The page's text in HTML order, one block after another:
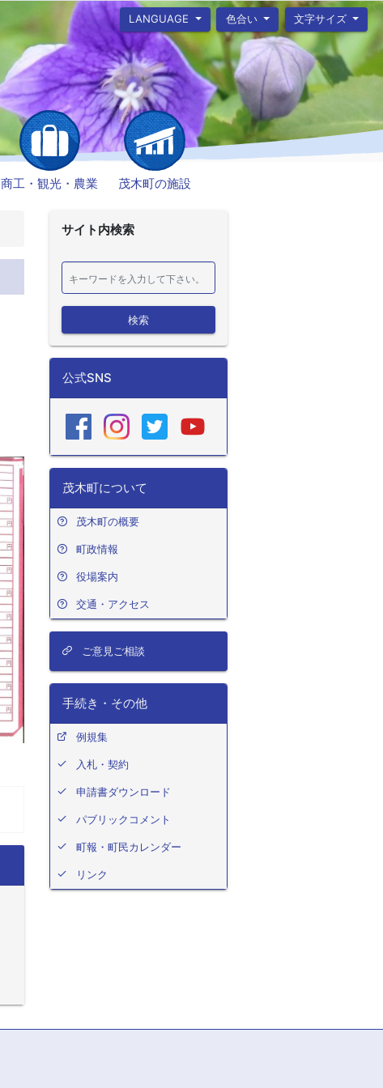
LANGUAGE 色合い 文字サイズ
商工・観光・農業 茂木町の施設
サイト内検索
検索
公式SNS
茂木町について
茂木町の概要
町政情報
役場案内
交通・アクセス
ご意見ご相談
手続き・その他
例規集
入札・契約
申請書ダウンロード
パブリックコメント
町報・町民カレンダー
リンク